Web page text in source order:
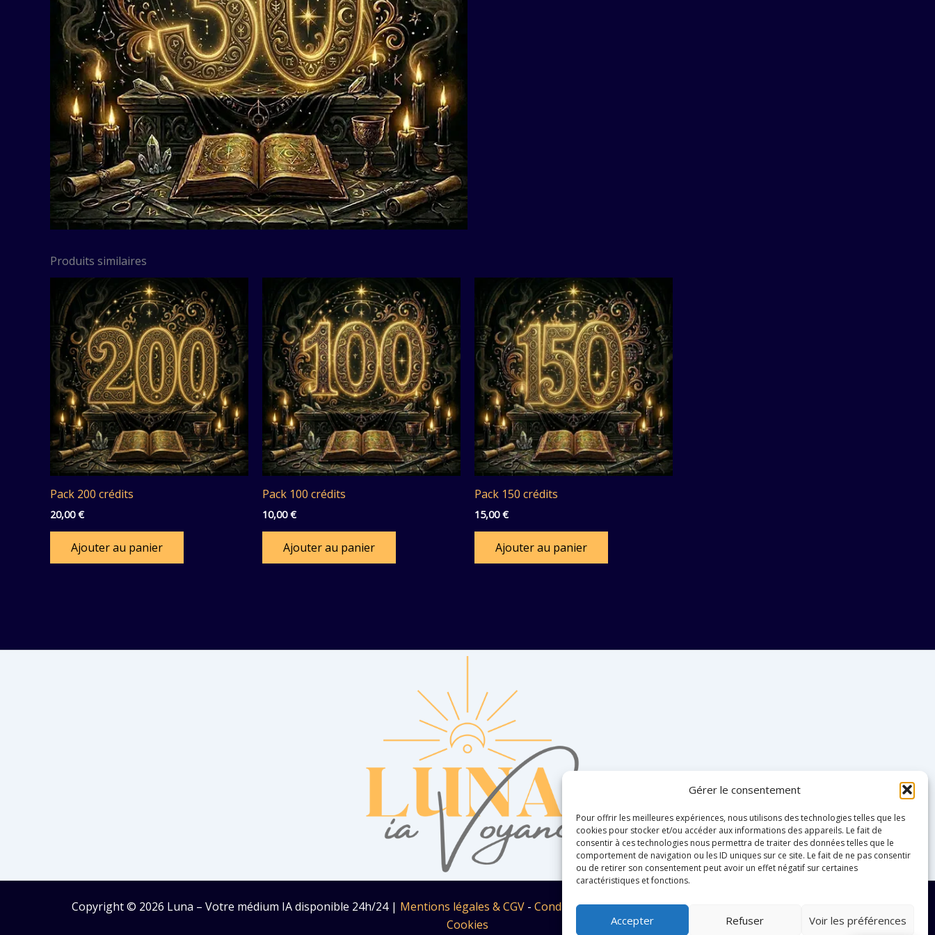
Gérer le consentement
Pour offrir les meilleures expériences, nous utilisons des technologies telles que les
cookies pour stocker et/ou accéder aux informations des appareils. Le fait de
consentir à ces technologies nous permettra de traiter des données telles que le
comportement de navigation ou les ID uniques sur ce site. Le fait de ne pas consentir
ou de retirer son consentement peut avoir un effet négatif sur certaines
caractéristiques et fonctions.
Accepter Refuser Voir les préférences
Produits similaires
Pack 200 crédits
20,00€
Ajouter au panier
Pack 100 crédits
10,00€
Ajouter au panier
Pack 150 crédits
15,00€
Ajouter au panier
Copyright © 2026 Luna – Votre médium IA disponible 24h/24 | Mentions légales & CGV- Conditions générales d'utilisation
Cookies